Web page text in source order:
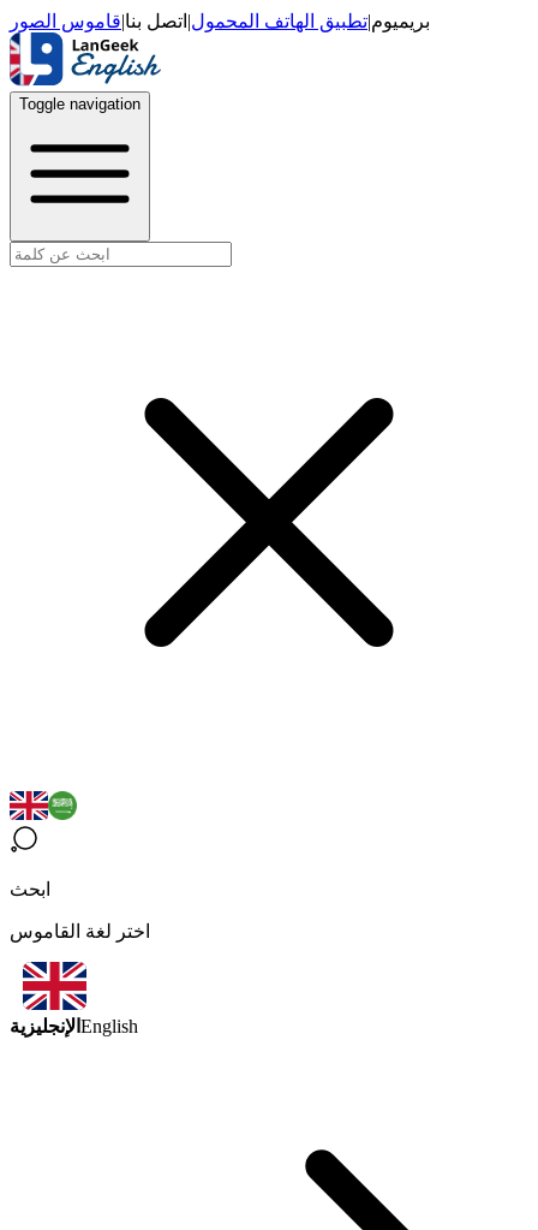
بريميوم|تطبيق الهاتف المحمول| اتصل بنا|قاموس الصور
Toggle navigation
ابحث
اختر لغة القاموس
الإنجليزية English